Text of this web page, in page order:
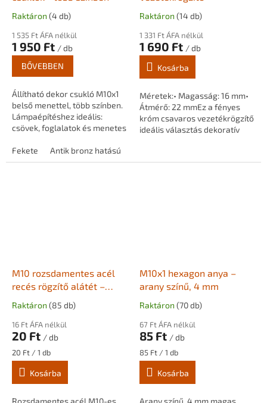
Raktáron (4 db)
1 535 Ft ÁFA nélkül
1 950 Ft / db
BŐVEBBEN
Állítható dekor csukló M10x1
belső menettel, több színben.
Lámpaépítéshez ideális:
csövek, foglalatok és menetes
beállításához. A vezeték
átvezethető rajta,...
Fekete Antik bronz hatású
Raktáron (14 db)
1 331 Ft ÁFA nélkül
1 690 Ft / db
Kosárba
Méretek:• Magasság: 16 mm•
Átmérő: 22 mmEz a fényes
króm csavaros vezetékrögzítő
ideális választás dekoratív
alumíniumból készült,...
M10 rozsdamentes acél
recés rögzítő alátét –
belső fogazású
Raktáron (85 db)
16 Ft ÁFA nélkül
20 Ft / db
Egységár:
20 Ft / 1 db
Kosárba
M10x1 hexagon anya –
arany színű, 4 mm
Raktáron (70 db)
67 Ft ÁFA nélkül
85 Ft / db
Egységár:
85 Ft / 1 db
Kosárba